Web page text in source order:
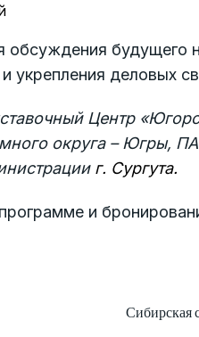
будущего
укрепления деловых
Центр
округа – Югры,
г. Сургута.
и
Сибирская